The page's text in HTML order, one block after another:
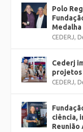
Polo
CEDERJ,
Cederj
projetos
CEDERJ,
ciência,
Reunião